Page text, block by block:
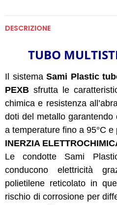
DESCRIZIONE
TUBO
Il sistema Sami Plastic
PEXB sfrutta le
chimica e resistenza
doti del metallo garantendo
a temperature fino a 95°C
INERZIA
Le condotte Sami
conducono elettricità
polietilene reticolato in
rischio di corrosione per